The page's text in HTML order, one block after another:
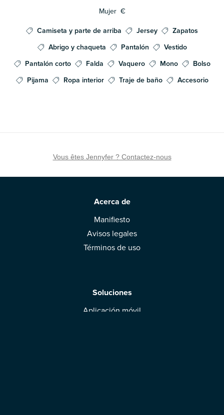
Mujer €
Camiseta y parte de arriba Jersey
Zapatos
Abrigo y chaqueta
Pantalón
Vestido
Pantalón corto
Falda Vaquero Mono
Bolso
Pijama
Ropa interior Traje de baño Accesorio
Vous êtes Jennyfer ? Contactez-nous
Acerca de
Manifiesto
Avisos legales
Términos de uso
Soluciones
Aplicación móvil